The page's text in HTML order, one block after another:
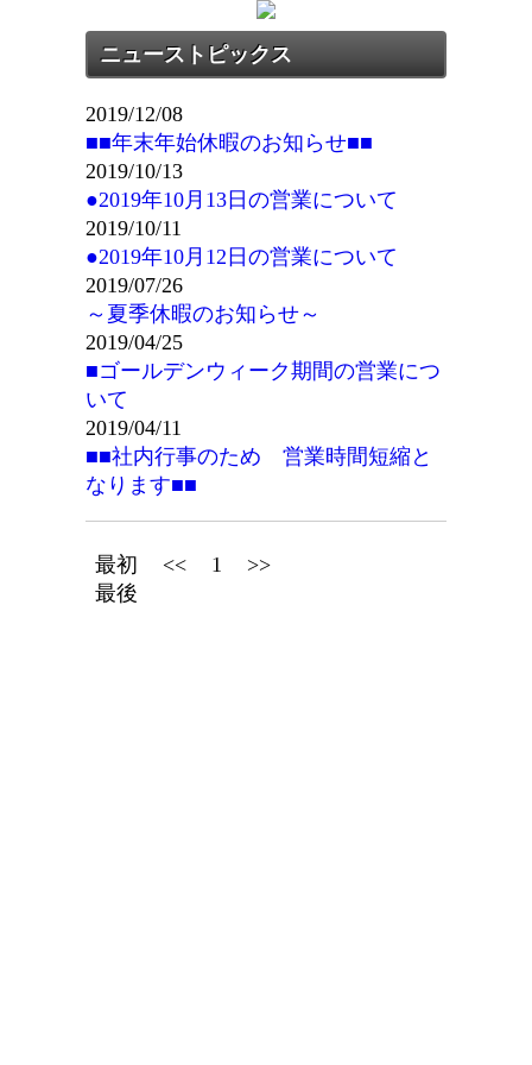
ニューストピックス
2019/12/08
■■年末年始休暇のお知らせ■■
2019/10/13
●2019年10月13日の営業について
2019/10/11
●2019年10月12日の営業について
2019/07/26
～夏季休暇のお知らせ～
2019/04/25
■ゴールデンウィーク期間の営業につ
いて
2019/04/11
■■社内行事のため 営業時間短縮と
なります■■
最初 << 1
>>
最後